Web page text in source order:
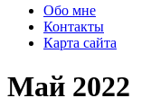
Обо мне
Контакты
Карта сайта
Май 2022